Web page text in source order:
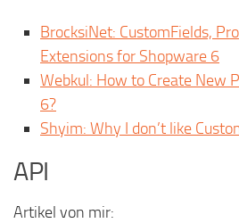
BrocksiNet: CustomFields,
Extensions for Shopware 6
Webkul: How to Create New
6?
Shyim: Why I don’t like
API
Artikel von mir: